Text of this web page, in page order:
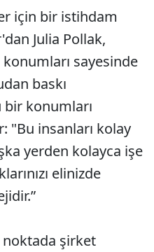
için bir istihdam
Julia Pollak,
konumları sayesinde
baskı
konumları
"Bu insanları kolay
yerden kolayca işe
elinizde
noktada şirket